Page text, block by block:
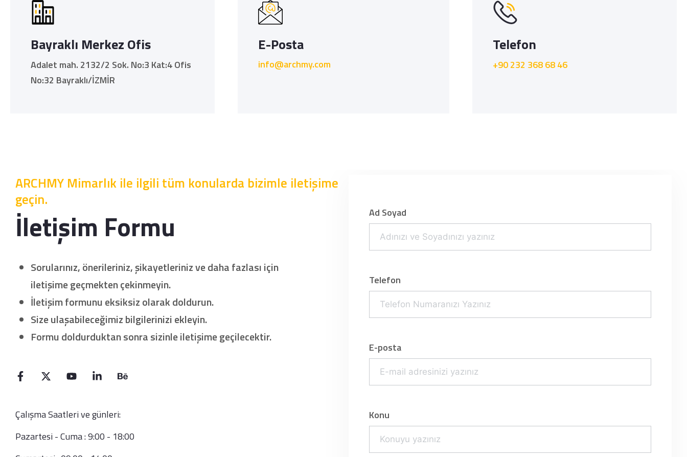
Bayraklı Merkez Ofis
Adalet mah. 2132/2 Sok. No:3 Kat:4 Ofis
No:32 Bayraklı/İZMİR
E-Posta
info@archmy.com
Telefon
+90 232 368 68 46
ARCHMY Mimarlık ile ilgili tüm konularda bizimle iletişime
geçin.
İletişim Formu
Sorularınız, önerileriniz, şikayetleriniz ve daha fazlası için
iletişime geçmekten çekinmeyin.
İletişim formunu eksiksiz olarak doldurun.
Size ulaşabileceğimiz bilgilerinizi ekleyin.
Formu doldurduktan sonra sizinle iletişime geçilecektir.
Çalışma Saatleri ve günleri:
Pazartesi - Cuma : 9:00 - 18:00
Ad Soyad
Telefon
E-posta
Konu